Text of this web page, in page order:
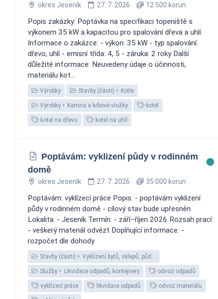
okres Jeseník 27. 7. 2026 12 500 korun
Popis zakázky: Poptávka na specifikaci topeniště s
výkonem 35 kW a kapacitou pro spalování dřeva a uhlí.
Informace o zakázce: - výkon: 35 kW - typ spalování:
dřevo, uhlí - emisní třída: 4, 5 - záruka: 2 roky Další
důležité informace: Neuvedeny údaje o účinnosti,
materiálu kot...
Výrobky Stavby (části) Kotle
Výrobky Kamna a krbové vložky kotel
kotel na dřevo kotel na uhlí
Poptávám: vyklizení půdy v rodinném
domě
okres Jeseník 27. 7. 2026 35 000 korun
Poptávám: vyklízecí práce Popis: - poptávám vyklizení
půdy v rodinném domě - cílový stav bude upřesněn
Lokalita: - Jeseník Termín: - září–říjen 2026 Rozsah prací:
- veškerý materiál odvézt Doplňující informace: -
rozpočet dle dohody
Stavby (části) Vyklízení bytů, sklepů, půd…
Služby Likvidace odpadů, kontejnery odvoz odpadů
vyklízecí práce likvidace odpadů odvoz materiálu